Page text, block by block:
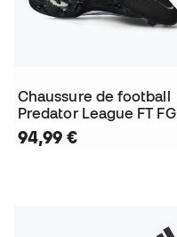
Chaussure de football
Predator League FT FG
94,99 €